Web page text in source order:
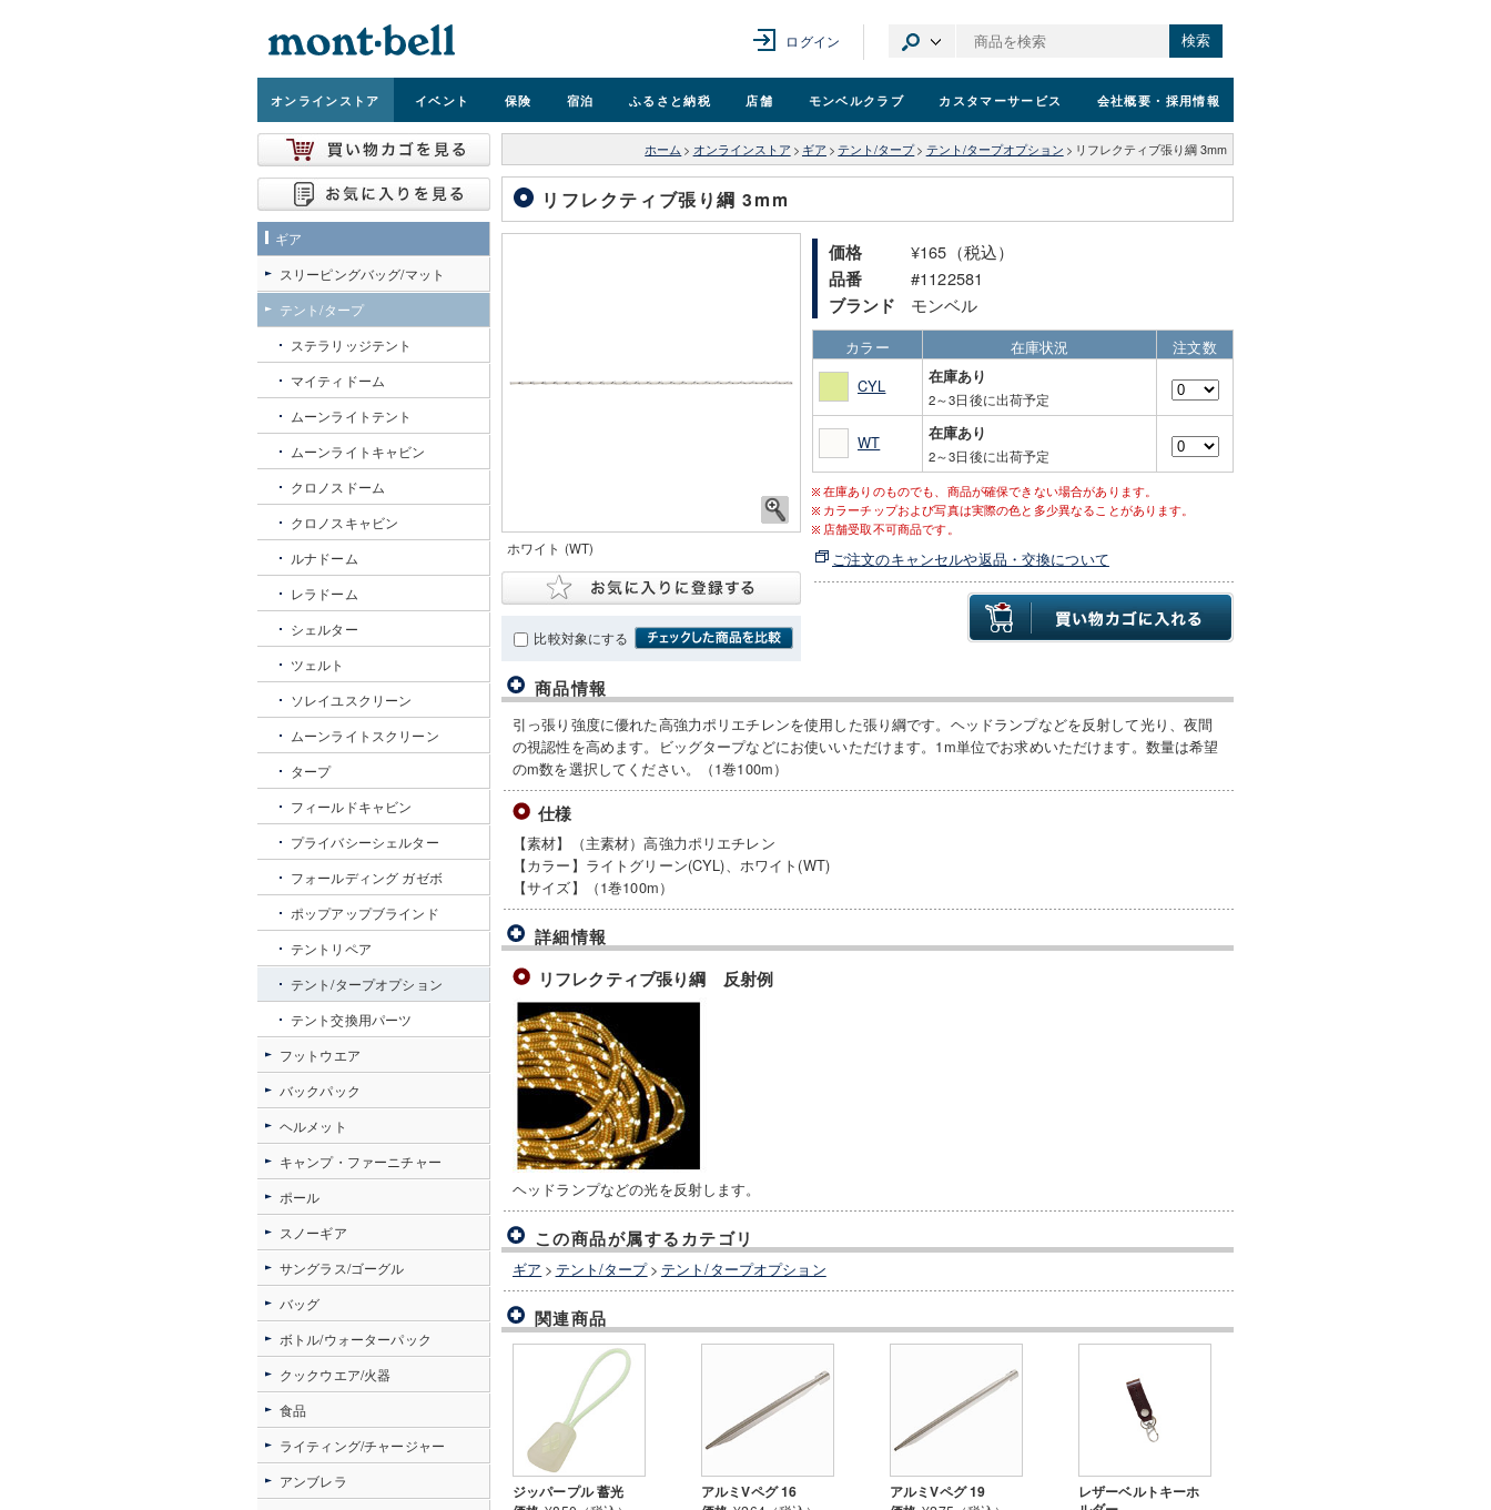
ログイン 検索
オンラインストア イベント 保険 宿泊 ふるさと納税 店舗 モンベルクラブ カスタマーサービス 会社概要 ・採用情報
ホーム > オンラインストア > ギア > テント/タープ> テント/タープオプション > リフレクティブ張り綱 3mm
リフレクティブ張り綱 3mm
ホワイト (WT)
比較対象にする
価格 ¥165（税込）
品番 #1122581
ブランド モンベル
カラー 在庫状況
注文数
CYL
在庫あり
2～3日後に出荷予定
WT 在庫あり
2～3日後に出荷予定
在庫ありのものでも、商品が確保できない場合があります。
カラーチップおよび写真は実際の色と多少異なることがあります。
店舗受取不可商品です。
ご注文のキャンセルや返品・交換について
商品情報
引っ張り強度に優れた高強力ポリエチレンを使用した張り綱です。ヘッドランプなどを反射して光り、夜間
の視認性を高めます。ビッグタープなどにお使いいただけます。1m単位でお求めいただけます。数量は希望
のm数を選択してください。（1巻100m）
仕様
【素材】（主素材）高強力ポリエチレン
【カラー】ライトグリーン(CYL)、ホワイト(WT)
【サイズ】（1巻100m）
詳細情報
リフレクティブ張り綱 反射例
ヘッドランプなどの光を反射します。
この商品が属するカテゴリ
ギア > テント/タープ> テント/タープオプション
関連商品
ジッパープル 蓄光
アルミVペグ 16
アルミVペグ 19
レザーベルトキーホ
ギア
スリーピングバッグ/マット
テント/タープ
ステラリッジテント
マイティドーム
ムーンライトテント
ムーンライトキャビン
クロノスドーム
クロノスキャビン
ルナドーム
レラドーム
シェルター
ツェルト
ソレイユスクリーン
ムーンライトスクリーン
タープ
フィールドキャビン
プライバシーシェルター
フォールディング ガゼボ
ポップアップブラインド
テントリペア
テント/タープオプション
テント交換用パーツ
フットウエア
バックパック
ヘルメット
キャンプ・ファーニチャー
ポール
スノーギア
サングラス/ゴーグル
バッグ
ボトル/ウォーターパック
クックウエア/火器
食品
ライティング/チャージャー
アンブレラ